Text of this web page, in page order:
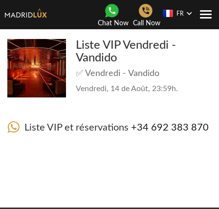
Chat Now Call Now
FR
Liste VIP Vendredi -
Vandido
✅ Vendredi - Vandido
Vendredi, 14 de Août, 23:59h.
Liste VIP et réservations +34 692 383 870